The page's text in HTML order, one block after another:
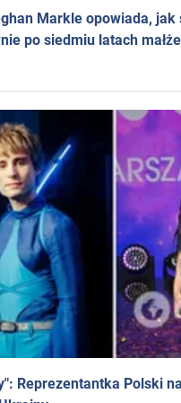
Markle opowiada, jak
po siedmiu latach
Reprezentantka Polski